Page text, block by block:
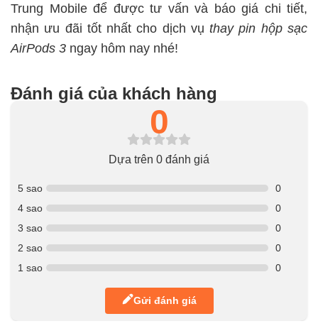
Trung Mobile để được tư vấn và báo giá chi tiết,
nhận ưu đãi tốt nhất cho dịch vụthay pin hộp sạc
AirPods 3 ngay hôm nay nhé!
Đánh giá của khách hàng
0
Dựa trên 0 đánh giá
5 sao
0
4 sao
0
3 sao
0
2 sao
0
1 sao
0
Gửi đánh giá